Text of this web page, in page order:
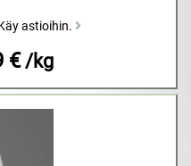
astioihin.
€ /kg